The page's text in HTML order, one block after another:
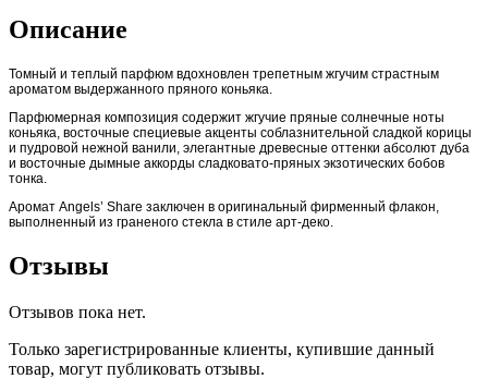
Parfum
50
A
+
Описание
Томный и теплый парфюм вдохновлен трепетным жгучим страстным
ароматом выдержанного пряного коньяка.
Парфюмерная композиция содержит жгучие пряные солнечные ноты
коньяка, восточные специевые акценты соблазнительной сладкой корицы
и пудровой нежной ванили, элегантные древесные оттенки абсолют дуба
и восточные дымные аккорды сладковато-пряных экзотических бобов
тонка.
Аромат Angels’ Share заключен в оригинальный фирменный флакон,
выполненный из граненого стекла в стиле арт-деко.
Отзывы
Отзывов пока нет.
Только зарегистрированные клиенты, купившие данный
товар, могут публиковать отзывы.